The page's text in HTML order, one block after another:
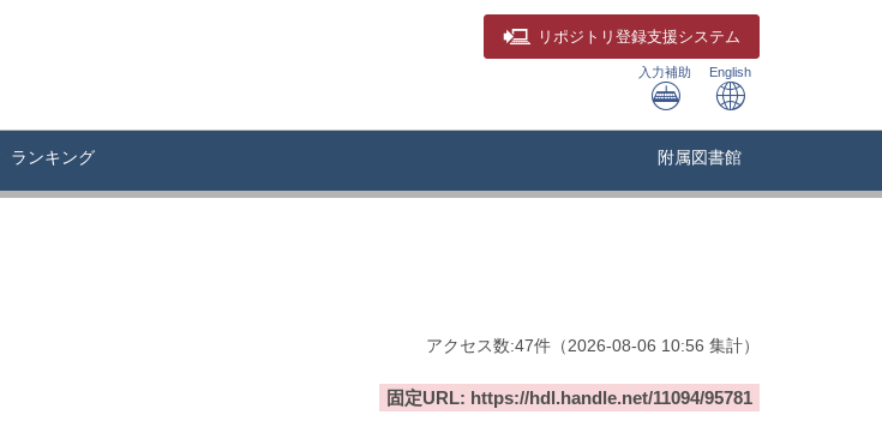
リポジトリ 登録支援システム
入力補助 English
ランキング 附属図書館
アクセス数:47件 （2026-08-06 10:56 集計）
固定URL: https://hdl.handle.net/11094/95781